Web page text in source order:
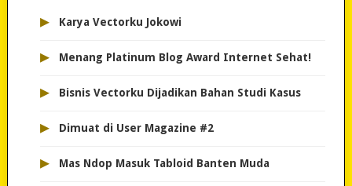
▸ Karya Vectorku Jokowi
▸ Menang Platinum Blog Award Internet Sehat!
▸ Bisnis Vectorku Dijadikan Bahan Studi Kasus
▸ Dimuat di User Magazine #2
▸ Mas Ndop Masuk Tabloid Banten Muda